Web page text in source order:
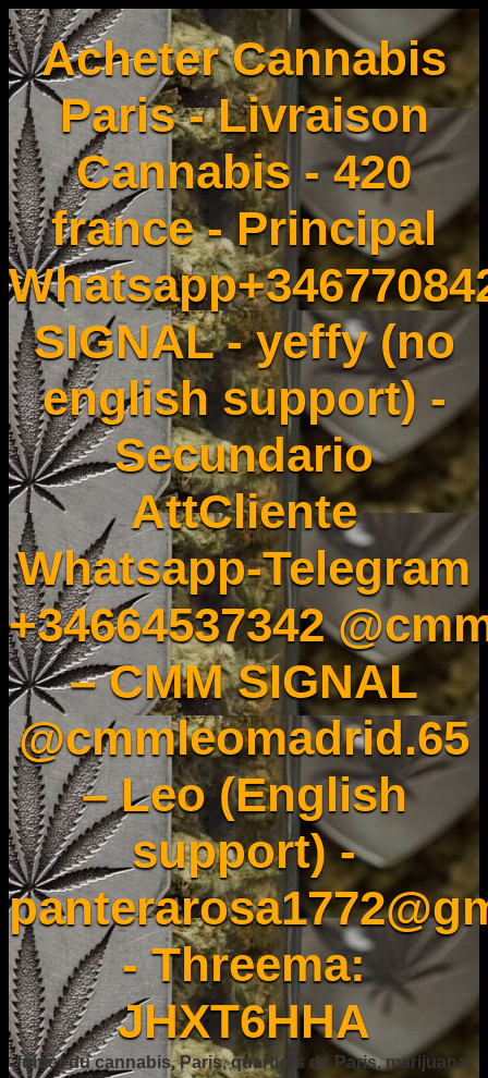
Acheter Cannabis
Paris - Livraison
Cannabis - 420
france - Principal
SIGNAL - yeffy (no
english support) -
Secundario
AttCliente
Whatsapp-Telegram
+34664537342
– CMM SIGNAL
@cmmleomadrid.65
– Leo (English
support) -
- Threema:
JHXT6HHA
fumer du cannabis, Paris, quartiers de Paris, marijuana,